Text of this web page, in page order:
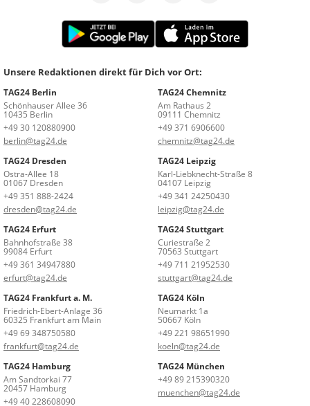
Unsere Redaktionen direkt für Dich vor Ort:
TAG24 Berlin
Schönhauser Allee 36
10435 Berlin
+49 30 120880900
berlin@tag24.de
TAG24 Chemnitz
Am Rathaus 2
09111 Chemnitz
+49 371 6906600
chemnitz@tag24.de
TAG24 Dresden
Ostra-Allee 18
01067 Dresden
+49 351 888-2424
dresden@tag24.de
TAG24 Leipzig
Karl-Liebknecht-Straße 8
04107 Leipzig
+49 341 24250430
leipzig@tag24.de
TAG24 Erfurt
Bahnhofstraße 38
99084 Erfurt
+49 361 34947880
erfurt@tag24.de
TAG24 Stuttgart
Curiestraße 2
70563 Stuttgart
+49 711 21952530
stuttgart@tag24.de
TAG24 Frankfurt a. M.
Friedrich-Ebert-Anlage 36
60325 Frankfurt am Main
+49 69 348750580
frankfurt@tag24.de
TAG24 Köln
Neumarkt 1a
50667 Köln
+49 221 98651990
koeln@tag24.de
TAG24 Hamburg
Am Sandtorkai 77
20457 Hamburg
+49 40 228608090
TAG24 München
+49 89 215390320
muenchen@tag24.de